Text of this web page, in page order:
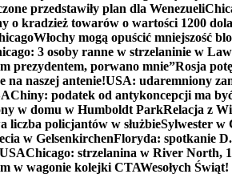
przedstawiły plan dla Wenezueli
o kradzież towarów o wartości 1200
Włochy mogą opuścić mniejszość
3 osoby ranne w strzelaninie w
prezydentem, porwano mnie”Rosja
na naszej antenie!USA: udaremniony
Chiny: podatek od antykoncepcji ma
w domu w Humboldt ParkRelacja z
liczba policjantów w służbieSylwester w
w GelsenkirchenFloryda: spotkanie
Chicago: strzelanina w River North,
w wagonie kolejki CTAWesołych